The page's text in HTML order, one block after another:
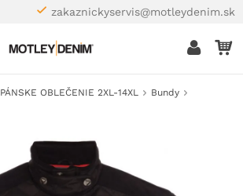
zakaznickyservis@motleydenim.sk
PÁNSKE OBLEČENIE 2XL-14XL
Bundy